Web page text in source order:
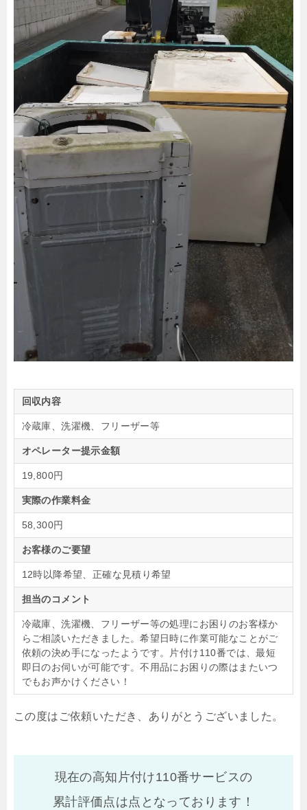
回収内容
冷蔵庫、洗濯機、フリーザー等
オペレーター提示金額
19,800円
実際の作業料金
58,300円
お客様のご要望
12時以降希望、正確な見積り希望
担当のコメント
冷蔵庫、洗濯機、フリーザー等の処理にお困りのお客様か
らご相談いただきました。希望日時に作業可能なことがご
依頼の決め手になったようです。片付け110番では、最短
即日のお伺いが可能です。不用品にお困りの際はまたいつ
でもお声かけください！
この度はご依頼いただき、ありがとうございました。
現在の高知片付け110番サービスの
累計評価点は点となっております！